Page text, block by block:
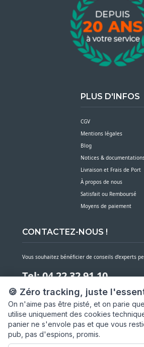
🍪 Zéro tracking, juste
On n'aime pas être pisté, et on parie
utilise uniquement des cookies
panier ne s'envole pas et que vous
pub, pas d'espions, promis.
PLUS D'INFOS
CGV
Mentions légales
Blog
Notices &
Livraison et Frais de Port
À propos de nous
Satisfait ou Remboursé
Moyens de paiement
CONTACTEZ-NOUS !
Vous souhaitez bénéficier de conseils d’experts
Tel: 04 22 32 91 10
Notre service client est à votre écoute du lundi au
NOUS CONTACTER PAR MESSAGE
SARL ASP06